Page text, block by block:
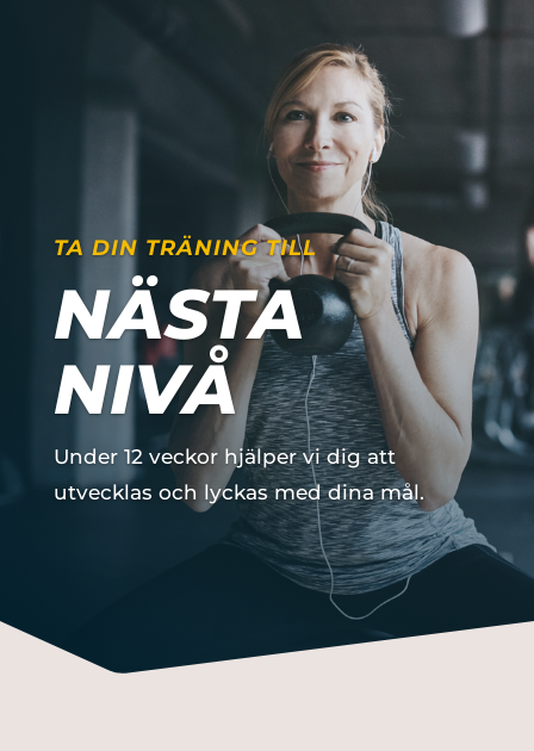
TA DIN TRÄNING TILL
NÄSTA
NIVÅ
Under 12 veckor hjälper vi dig att
utvecklas och lyckas med dina mål.